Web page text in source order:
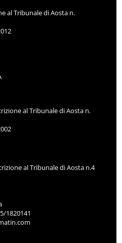
al Tribunale di Aosta n.
al Tribunale di Aosta n.
al Tribunale di Aosta n.4
1820141